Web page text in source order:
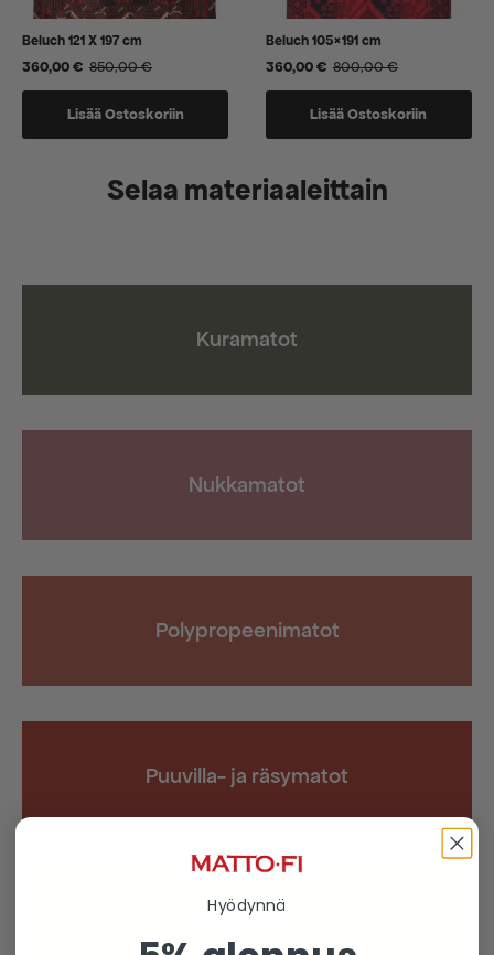
Beluch 121 X 197 cm
850,00€
Alkuperäinen
hinta
360,00€
Nykyinen
hinta
Lisää Ostoskoriin
Beluch 105×191 cm
800,00€
Alkuperäinen
hinta
360,00€
Nykyinen
hinta
Lisää Ostoskoriin
Selaa materiaaleittain
Kuramatot
Nukkamatot
Polypropeenimatot
Puuvilla- ja räsymatot
Sisalmatot
Hyödynnä